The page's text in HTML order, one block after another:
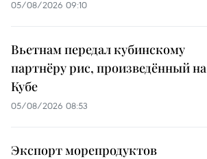
05/08/2026 09:10
Вьетнам передал кубинскому
партнёру рис, произведённый на
Кубе
05/08/2026 08:53
Экспорт морепродуктов